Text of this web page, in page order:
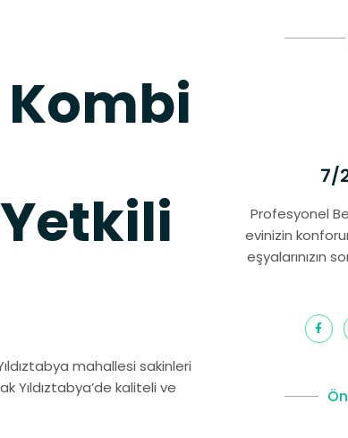
Kombi
mahallesi sakinleri
Yıldıztabya’de kaliteli ve
7/
Profesyonel
evinizin
eşyalarınızın